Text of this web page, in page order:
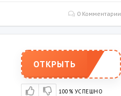
0 Комментарии
ОТКРЫТЬ
100% УСПЕШНО